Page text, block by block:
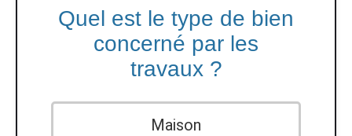
Quel est le type de bien
concerné par les
travaux ?
Maison